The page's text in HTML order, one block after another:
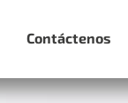
Contáctenos